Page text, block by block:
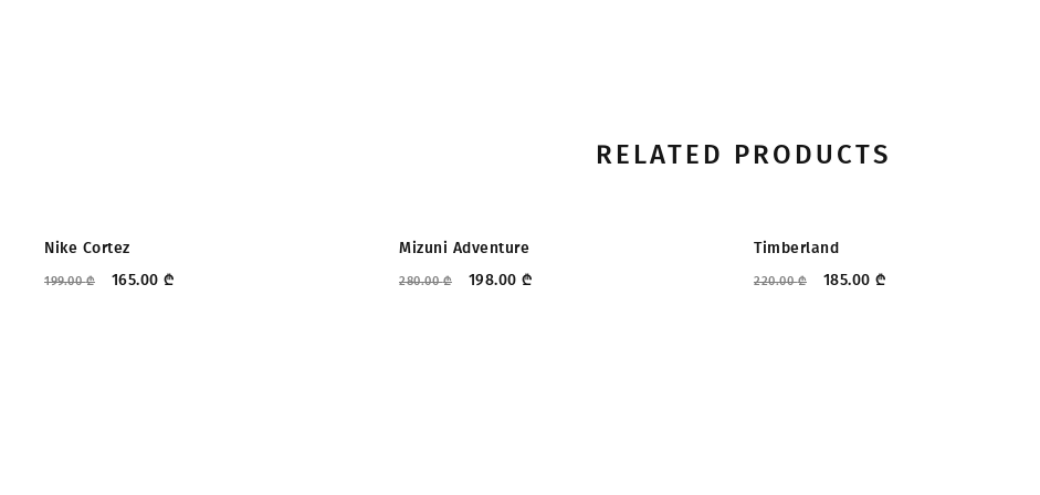
RELATED PRODUCTS
ᲤᲐᲡᲓᲐᲙᲚᲔᲑᲐ
Nike Cortez
199.00₾ 165.00 ₾
ᲤᲐᲡᲓᲐᲙᲚᲔᲑᲐ
Mizuni Adventure
280.00₾ 198.00 ₾
ᲤᲐᲡᲓᲐᲙᲚᲔᲑᲐ
Timberland
220.00₾ 185.00 ₾